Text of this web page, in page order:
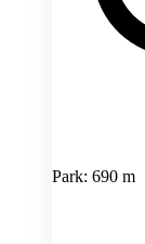
Park: 690 m